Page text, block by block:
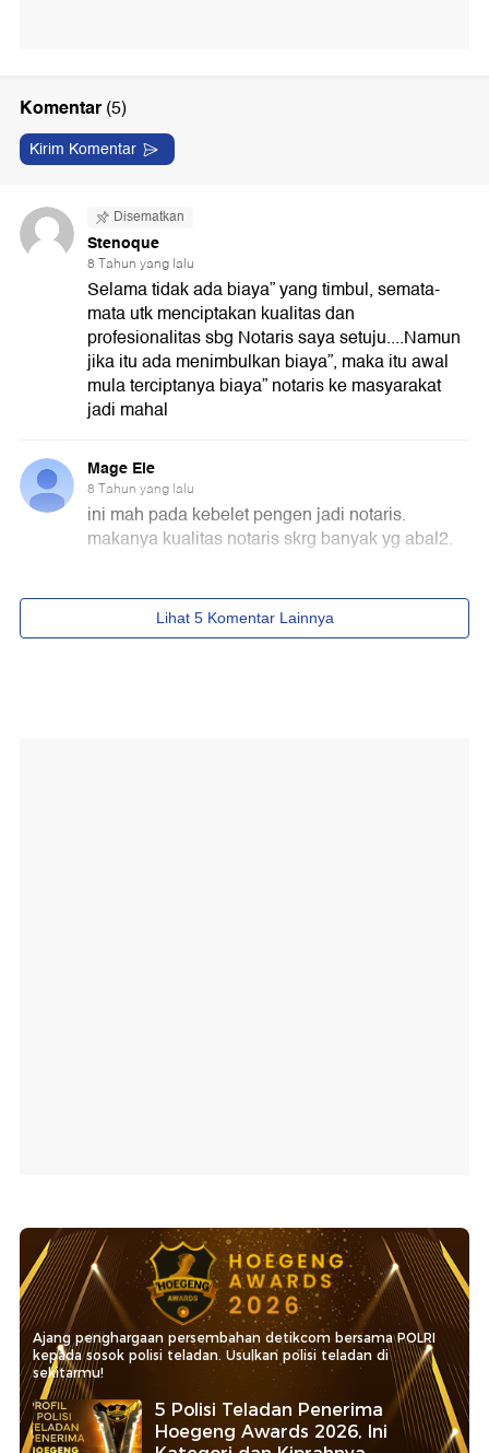
Ajang penghargaan persembahan detikcom bersama POLRI
kepada sosok polisi teladan. Usulkan polisi teladan di
sekitarmu!
5 Polisi Teladan Penerima
Hoegeng Awards 2026, Ini